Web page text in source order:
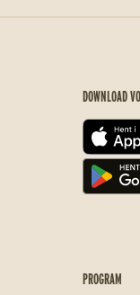
DOWNLOAD
App
Play
PROGRAM